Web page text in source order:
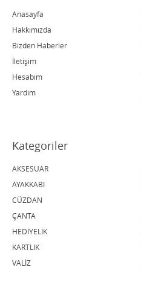
Anasayfa
Hakkımızda
Bizden Haberler
İletişim
Hesabım
Yardım
Kategoriler
AKSESUAR
AYAKKABI
CÜZDAN
ÇANTA
HEDİYELİK
KARTLIK
VALİZ